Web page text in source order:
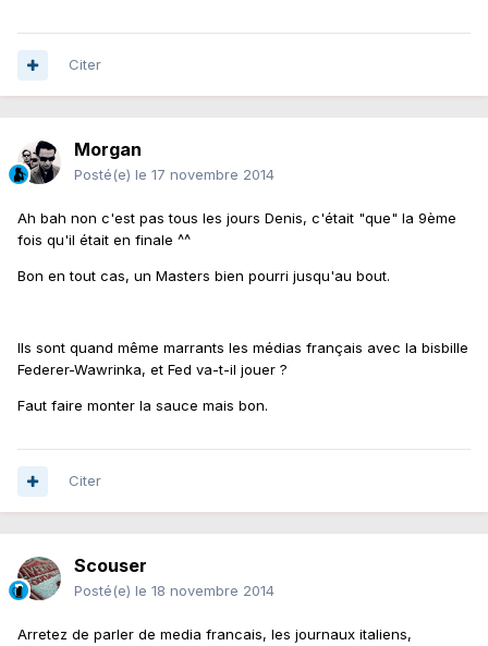
Citer
Morgan
Posté(e) le 17 novembre 2014
Ah bah non c'est pas tous les jours Denis, c'était "que" la 9ème
fois qu'il était en finale ^^
Bon en tout cas, un Masters bien pourri jusqu'au bout.
Ils sont quand même marrants les médias français avec la bisbille
Federer-Wawrinka, et Fed va-t-il jouer ?
Faut faire monter la sauce mais bon.
Citer
Scouser
Posté(e) le 18 novembre 2014
Arretez de parler de media francais, les journaux italiens,